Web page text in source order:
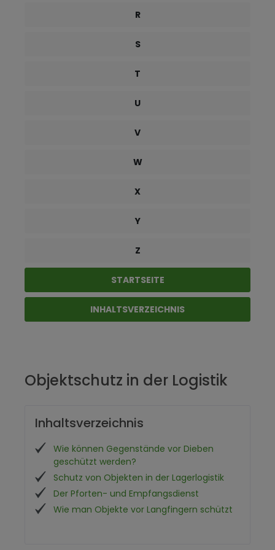
R
S
T
U
V
W
X
Y
Z
STARTSEITE
INHALTSVERZEICHNIS
Objektschutz in der Logistik
Inhaltsverzeichnis
Wie können Gegenstände vor Dieben
geschützt werden?
Schutz von Objekten in der Lagerlogistik
Der Pforten- und Empfangsdienst
Wie man Objekte vor Langfingern schützt